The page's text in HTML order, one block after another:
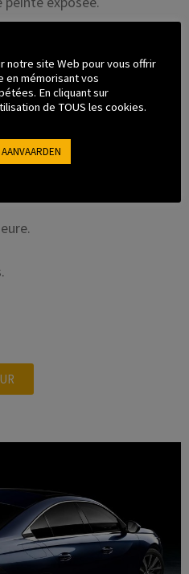
PLUS
en
notre site Web pour vous offrir
en mémorisant vos
En cliquant sur
de TOUS les cookies.
AANVAARDEN